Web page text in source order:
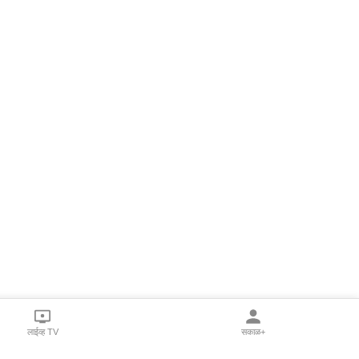
लाईव्ह TV सकाळ+